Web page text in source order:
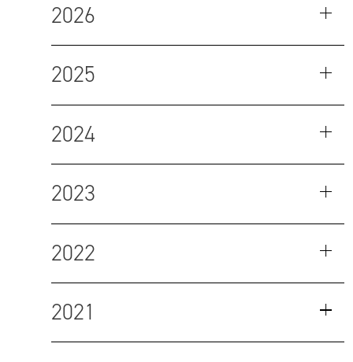
2026
2025
2024
2023
2022
2021